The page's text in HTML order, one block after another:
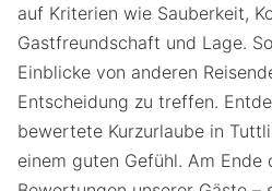
auf Kriterien wie Sauberkeit,
Gastfreundschaft und Lage.
Einblicke von anderen
Entscheidung zu treffen.
bewertete Kurzurlaube in
einem guten Gefühl. Am